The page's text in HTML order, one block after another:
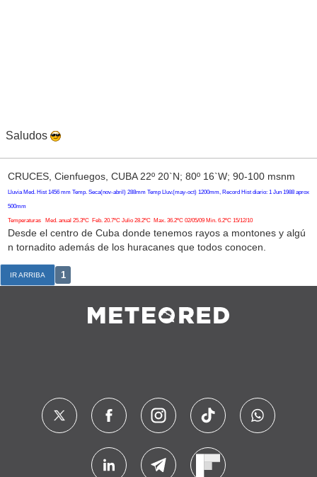
Saludos
CRUCES, Cienfuegos, CUBA 22º 20`N; 80º 16`W; 90-100 msnm
Lluvia Med. Hist 1456 mm Temp. Seca(nov-abril) 288mm Temp Lluv.(may-oct) 1200mm, Record Hist diario: 1 Jun 1988 aprox
500mm
Temperaturas Med. anual 25.3ºC Feb. 20.7ºC Julio 28.2ºC Max. 36.2ºC 02/05/09 Min. 6.2ºC 15/12/10
Desde el centro de Cuba donde tenemos rayos a montones y algú
n tornadito además de los huracanes que todos conocen.
IR ARRIBA 1